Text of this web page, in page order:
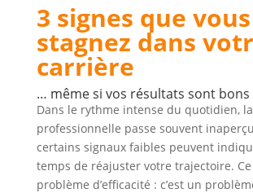
3 signes que vous
stagnez dans
carrière
… même si vos résultats sont bons
Dans le rythme intense du quotidien,
professionnelle passe souvent
certains signaux faibles peuvent
temps de réajuster votre trajectoire. Ce
problème d’efficacité : c’est un